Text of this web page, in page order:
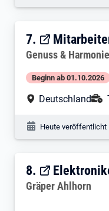
7.
7.
Arbeitgeber:
Genuss &
Beginn ab 01.10.2026
Arbeitsort:
Deutschland
Heute veröffentlicht
8.
8.
Arbeitgeber:
Gräper Ahlhorn